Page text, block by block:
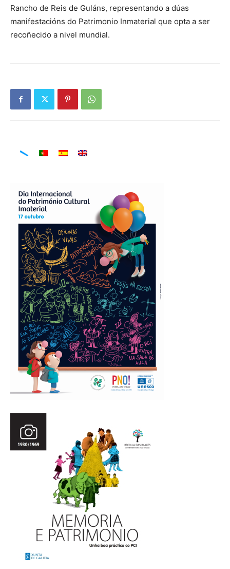
Rancho de Reis de Guláns, representando a dúas
manifestacións do Patrimonio Inmaterial que opta a ser
recoñecido a nivel mundial.